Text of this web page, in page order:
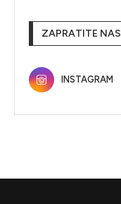
ZAPRATITE NAS
INSTAGRAM